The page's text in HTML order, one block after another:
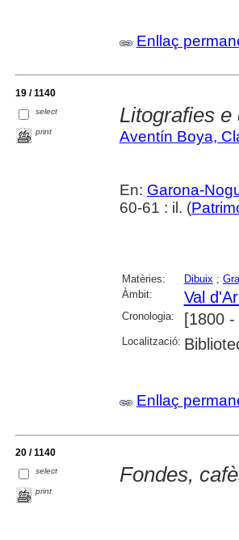
Enllaç
19 / 1140
select
print
Litografies e
Aventín Boya,
En: Garona-
60-61 : il. (
Matèries: Dibuix;
Àmbit:
Val
Cronologia: [1800 -
Localització:
Enllaç
20 / 1140
select
print
Fondes,